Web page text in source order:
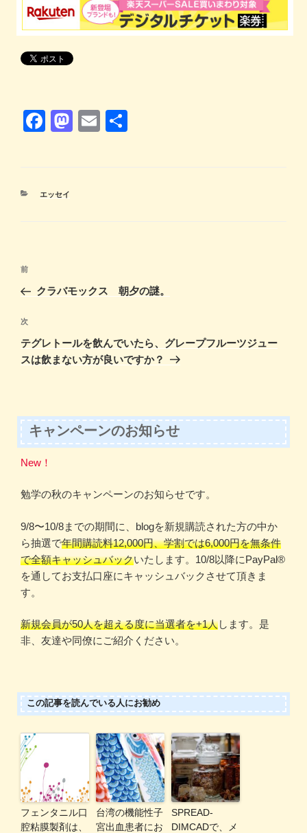
F
e
M
E
カ
エッセイ
投
ナ
ビ
ゲ
ー
ン
前
の
稿
前
クラバモックス 朝夕の謎。
次
の
投
次
テグレトールを飲んでいたら、グレープフルーツジュー
スは飲まない方が良いですか？
キャンペーンのお知らせ
New！
勉学の秋のキャンペーンのお知らせです。
9/8〜10/8までの期間に、blogを新規購読された方の中か
ら抽選で年間購読料12,000円、学割では6,000円を無条件
で全額キャッシュバックいたします。10/8以降にPayPal®️
を通してお支払口座にキャッシュバックさせて頂きま
す。
新規会員が50人を超える度に当選者を+1人します。是
非、友達や同僚にご紹介ください。
この記事を読んでいる人にお勧め
フェンタニル口
腔粘膜製剤は、
台湾の機能性子
宮出血患者にお
SPREAD-
DIMCADで、メ